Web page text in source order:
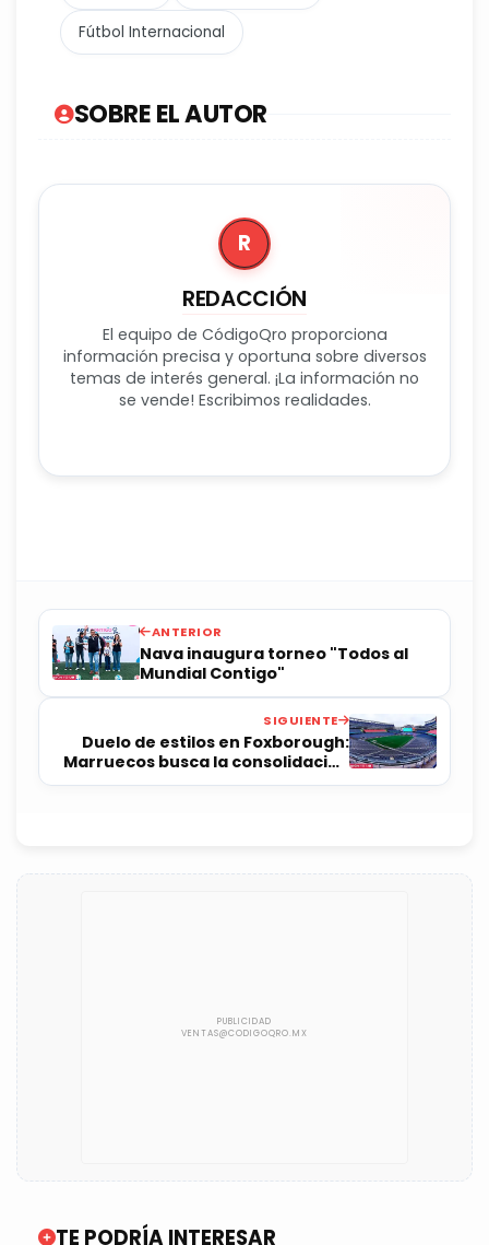
Fútbol Internacional
SOBRE EL AUTOR
R
REDACCIÓN
El equipo de CódigoQro proporciona
información precisa y oportuna sobre diversos
temas de interés general. ¡La información no
se vende! Escribimos realidades.
ANTERIOR
Nava inaugura torneo "Todos al
Mundial Contigo"
SIGUIENTE
Duelo de estilos en Foxborough:
Marruecos busca la consolidación
ante una Escocia que urge resurgir
TE PODRÍA INTERESAR